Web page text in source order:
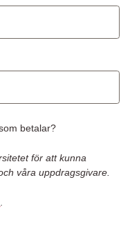
betalar?
för att kunna
våra uppdragsgivare.